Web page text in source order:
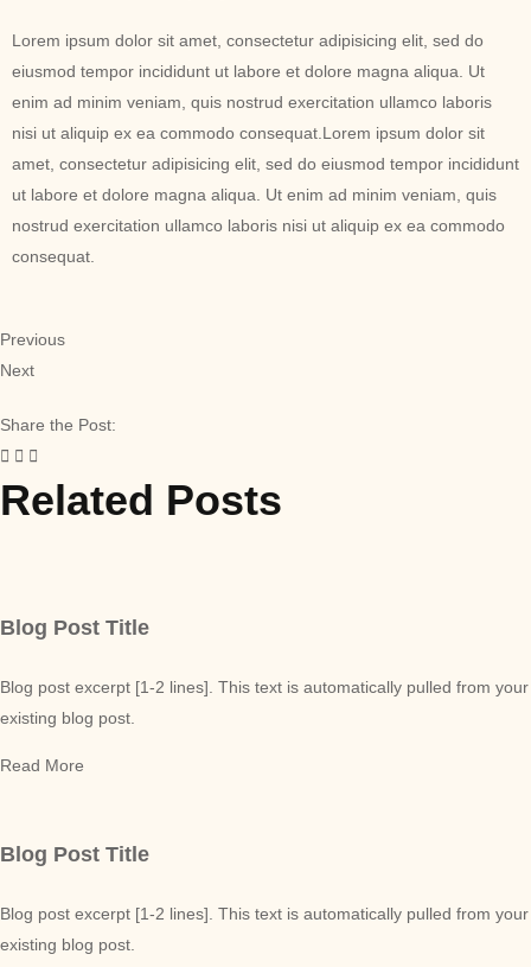
Lorem ipsum dolor sit amet, consectetur adipisicing elit, sed do
eiusmod tempor incididunt ut labore et dolore magna aliqua. Ut
enim ad minim veniam, quis nostrud exercitation ullamco laboris
nisi ut aliquip ex ea commodo consequat.Lorem ipsum dolor sit
amet, consectetur adipisicing elit, sed do eiusmod tempor incididunt
ut labore et dolore magna aliqua. Ut enim ad minim veniam, quis
nostrud exercitation ullamco laboris nisi ut aliquip ex ea commodo
consequat.
Previous
Next
Share the Post:
Related Posts
Blog Post Title
Blog post excerpt [1-2 lines]. This text is automatically pulled from your
existing blog post.
Read More
Blog Post Title
Blog post excerpt [1-2 lines]. This text is automatically pulled from your
existing blog post.